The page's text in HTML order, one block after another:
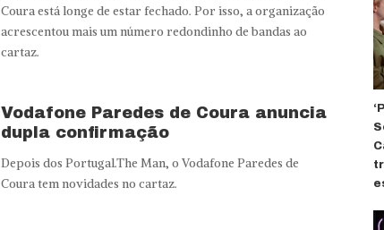
Coura está longe de estar fechado. Por isso, a organização
acrescentou mais um número redondinho de bandas ao
cartaz.
Vodafone Paredes de Coura anuncia
dupla confirmação
Depois dos Portugal.The Man, o Vodafone Paredes de
Coura tem novidades no cartaz.